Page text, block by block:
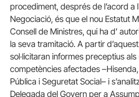
procediment, després de l’acord a
Negociació, és que el nou Estatut
Consell de Ministres, qui ha d’
la seva tramitació. A partir
sol·licitaran informes preceptius
competències afectades
Pública i Seguretat Social– i
Delegada del Govern per a